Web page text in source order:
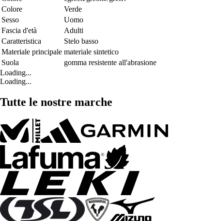
Colore
Verde
Sesso
Uomo
Fascia d'età
Adulti
Caratteristica
Stelo basso
Materiale principale materiale sintetico
Suola
gomma resistente all'abrasione
Loading...
Loading...
Tutte le nostre marche